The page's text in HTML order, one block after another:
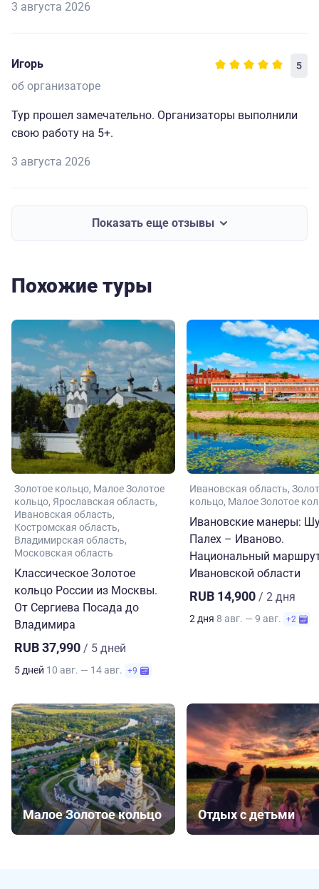
3 августа 2026
Игорь 5
об организаторе
Тур прошел замечательно. Организаторы выполнили
свою работу на 5+.
3 августа 2026
Показать еще отзывы
Похожие туры
Золотое кольцо Малое Золотое
кольцо Ярославская область
Ивановская область
Костромская область
Владимирская область
Московская область
Классическое Золотое
кольцо России из Москвы.
От Сергиева Посада до
Владимира
RUB 37,990 / 5 дней
5 дней 10 авг. — 14 авг. +9
Ивановская область
кольцо Малое Золотое
Ивановские манеры:
Палех – Иваново.
Национальный
Ивановской области
RUB 14,900 / 2 дня
2 дня 8 авг. — 9 авг. +2
Малое Золотое кольцо Отдых с детьми